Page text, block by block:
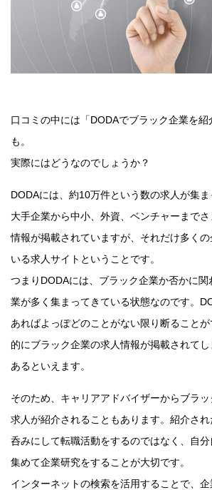
口コミの中には「DODAでブラック企業を紹
も。
実際にはどうなのでしょうか？
DODAには、約10万件という数の求人が集ま
大手企業から中小、外資、ベンチャーまで
情報が掲載されていますが、それだけ多く
いる求人サイトということです。
つまりDODAには、ブラック企業か否かに
業が多く集まってきている状態なのです。
あればよっぽどのことがない限り断ること
的にブラック企業の求人情報が掲載されて
あるといえます。
そのため、キャリアアドバイザーからブラ
求人が紹介されることもあります。紹介さ
呑みにして転職活動をするのではなく、自
集めて企業研究をすることが大切です。
インターネットの検索を活用することで、